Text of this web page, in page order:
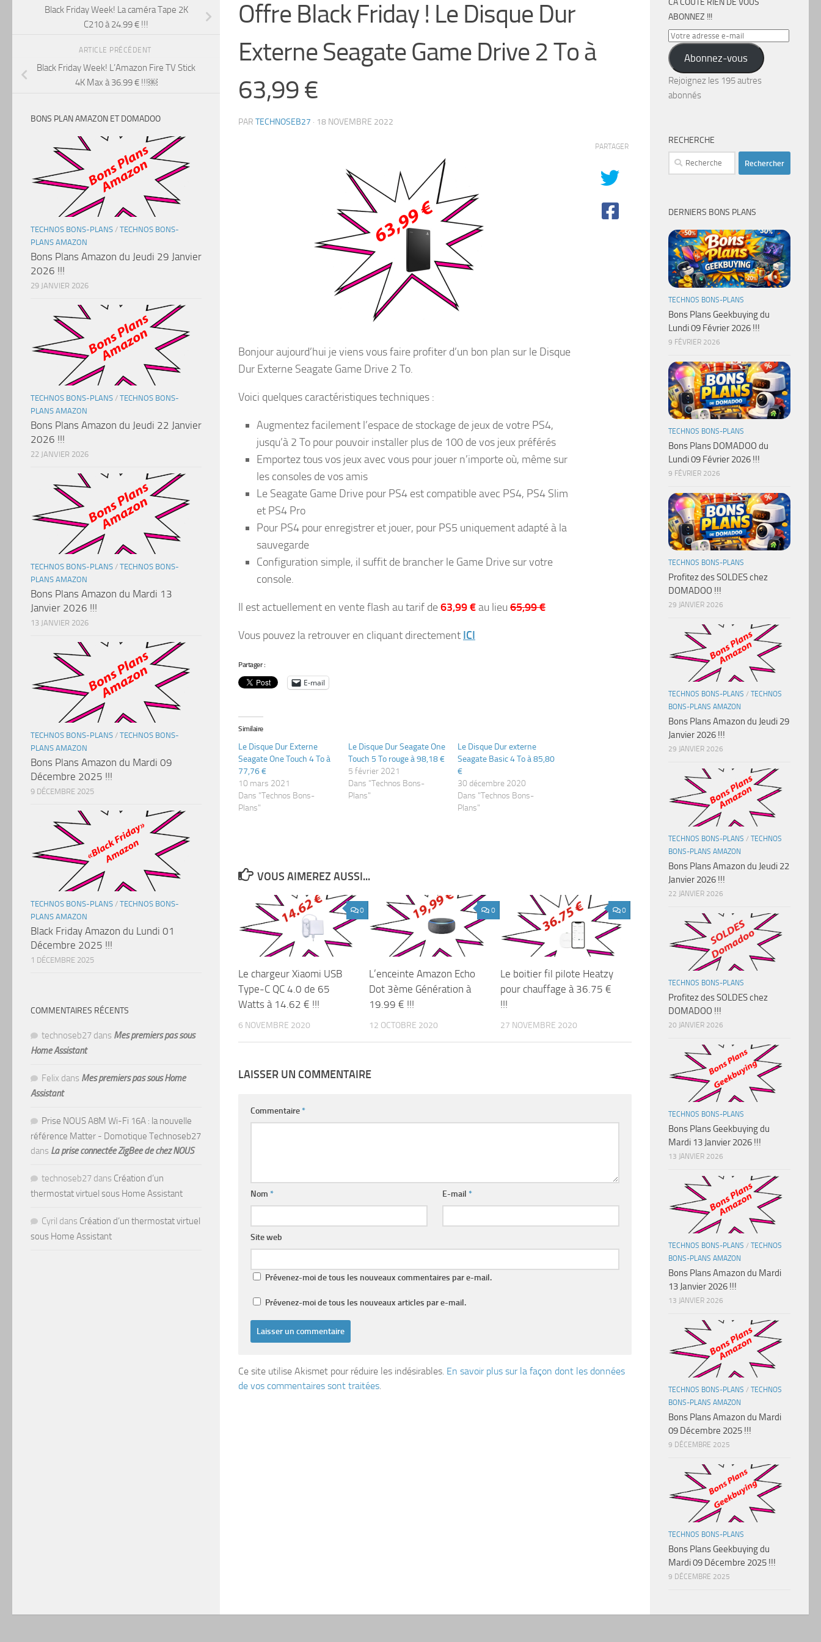
Offre Black Friday ! Le Disque Dur
Externe Seagate Game Drive 2 To à
63,99 €
PAR TECHNOSEB27 · 18 NOVEMBRE 2022
Bonjour aujourd’hui je viens vous faire profiter d’un bon plan sur le Disque
Dur Externe Seagate Game Drive 2 To.
Voici quelques caractéristiques techniques :
Augmentez facilement l’espace de stockage de jeux de votre PS4,
jusqu’à 2 To pour pouvoir installer plus de 100 de vos jeux préférés
Emportez tous vos jeux avec vous pour jouer n’importe où, même sur
les consoles de vos amis
Le Seagate Game Drive pour PS4 est compatible avec PS4, PS4 Slim
et PS4 Pro
Pour PS4 pour enregistrer et jouer, pour PS5 uniquement adapté à la
sauvegarde
Configuration simple, il suffit de brancher le Game Drive sur votre
console.
Il est actuellement en vente flash au tarif de63,99 €au lieu 65,99 €
Vous pouvez la retrouver en cliquant directement ICI
Partager :
E-mail
Similaire
Le Disque Dur Externe
Seagate One Touch 4 To à
77,76 €
10 mars 2021
Dans "Technos Bons-
Plans"
Le Disque Dur Seagate One
Touch 5 To rouge à 98,18 €
5 février 2021
Dans "Technos Bons-
Plans"
Le Disque Dur externe
Seagate Basic 4 To à 85,80
€
30 décembre 2020
Dans "Technos Bons-
Plans"
PARTAGER
VOUS AIMEREZ AUSSI...
0
Le chargeur Xiaomi USB
Type-C QC 4.0 de 65
Watts à 14.62 € !!!
6 NOVEMBRE 2020
0
L’enceinte Amazon Echo
Dot 3ème Génération à
19.99 € !!!
12 OCTOBRE 2020
0
Le boitier fil pilote Heatzy
pour chauffage à 36.75 €
!!!
27 NOVEMBRE 2020
LAISSER UN COMMENTAIRE
Commentaire*
Nom * E-mail*
Site web
Prévenez-moi de tous les nouveaux commentaires par e-mail.
Prévenez-moi de tous les nouveaux articles par e-mail.
Ce site utilise Akismet pour réduire les indésirables. En savoir plus sur la façon dont les données
de vos commentaires sont traitées
Black Friday Week! La caméra Tape 2K
C210 à 24.99 € !!!
ARTICLE PRÉCÉDENT
Black Friday Week! L’Amazon Fire TV Stick
4K Max à 36.99 € !!!￼
BONS PLAN AMAZON ET DOMADOO
TECHNOS BONS-PLANS / TECHNOS BONS-
PLANS AMAZON
Bons Plans Amazon du Jeudi 29 Janvier
2026 !!!
29 JANVIER 2026
TECHNOS BONS-PLANS / TECHNOS BONS-
PLANS AMAZON
Bons Plans Amazon du Jeudi 22 Janvier
2026 !!!
22 JANVIER 2026
TECHNOS BONS-PLANS / TECHNOS BONS-
PLANS AMAZON
Bons Plans Amazon du Mardi 13
Janvier 2026 !!!
13 JANVIER 2026
TECHNOS BONS-PLANS / TECHNOS BONS-
PLANS AMAZON
Bons Plans Amazon du Mardi 09
Décembre 2025 !!!
9 DÉCEMBRE 2025
TECHNOS BONS-PLANS / TECHNOS BONS-
PLANS AMAZON
Black Friday Amazon du Lundi 01
Décembre 2025 !!!
1 DÉCEMBRE 2025
COMMENTAIRES RÉCENTS
technoseb27 dans Mes premiers pas sous
Home Assistant
Felix dans Mes premiers pas sous Home
Assistant
Prise NOUS A8M Wi-Fi 16A : la nouvelle
référence Matter - Domotique Technoseb27
dans La prise connectée ZigBee de chez NOUS
technoseb27 dans Création d’un
thermostat virtuel sous Home Assistant
Cyril dans Création d’un thermostat virtuel
sous Home Assistant
CA COÛTE RIEN DE VOUS
ABONNEZ !!!
Votre
adresse
e-
mail
Abonnez-vous
Rejoignez les 195 autres
abonnés
RECHERCHE
Rechercher :
DERNIERS BONS PLANS
TECHNOS BONS-PLANS
Bons Plans Geekbuying du
Lundi 09 Février 2026 !!!
9 FÉVRIER 2026
TECHNOS BONS-PLANS
Bons Plans DOMADOO du
Lundi 09 Février 2026 !!!
9 FÉVRIER 2026
TECHNOS BONS-PLANS
Profitez des SOLDES chez
DOMADOO !!!
29 JANVIER 2026
TECHNOS BONS-PLANS / TECHNOS
BONS-PLANS AMAZON
Bons Plans Amazon du Jeudi 29
Janvier 2026 !!!
29 JANVIER 2026
TECHNOS BONS-PLANS / TECHNOS
BONS-PLANS AMAZON
Bons Plans Amazon du Jeudi 22
Janvier 2026 !!!
22 JANVIER 2026
TECHNOS BONS-PLANS
Profitez des SOLDES chez
DOMADOO !!!
20 JANVIER 2026
TECHNOS BONS-PLANS
Bons Plans Geekbuying du
Mardi 13 Janvier 2026 !!!
13 JANVIER 2026
TECHNOS BONS-PLANS / TECHNOS
BONS-PLANS AMAZON
Bons Plans Amazon du Mardi
13 Janvier 2026 !!!
13 JANVIER 2026
TECHNOS BONS-PLANS / TECHNOS
BONS-PLANS AMAZON
Bons Plans Amazon du Mardi
09 Décembre 2025 !!!
9 DÉCEMBRE 2025
TECHNOS BONS-PLANS
Bons Plans Geekbuying du
Mardi 09 Décembre 2025 !!!
9 DÉCEMBRE 2025